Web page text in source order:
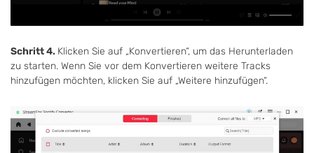
Schritt 4. Klicken Sie auf „Konvertieren“, um das Herunterladen
zu starten. Wenn Sie vor dem Konvertieren weitere Tracks
hinzufügen möchten, klicken Sie auf „Weitere hinzufügen“.